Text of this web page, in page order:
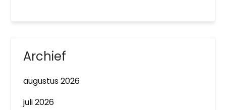
Archief
augustus 2026
juli 2026